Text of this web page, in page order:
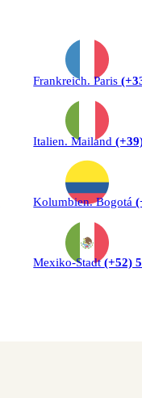
Frankreich. Paris
Italien. Mailand
Kolumbien. Bogotá
Mexiko-Stadt(+52)